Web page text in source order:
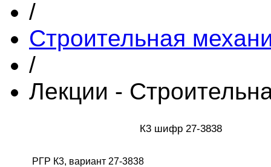
/
Строительная
/
Лекции -
К3 шифр 27-3838
РГР К3, вариант 27-3838